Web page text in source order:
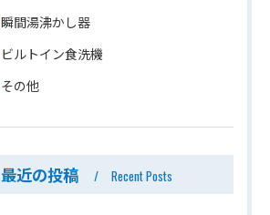
瞬間湯沸かし器
ビルトイン食洗機
その他
最近の投稿 Recent Posts